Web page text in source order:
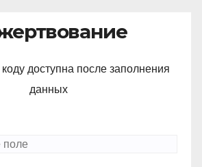
доступна после заполнения
данных